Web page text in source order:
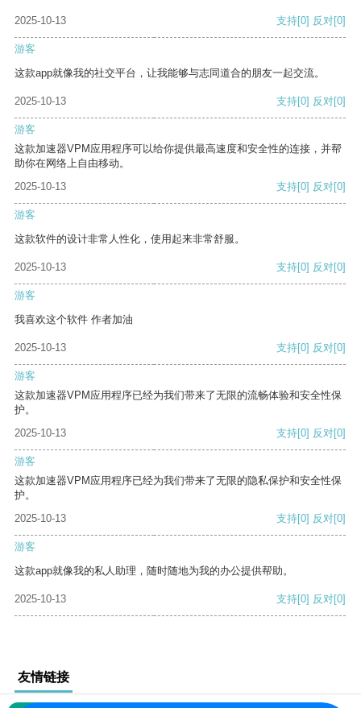
2025-10-13 支持[0] 反对[0]
游客
这款app就像我的社交平台，让我能够与志同道合的朋友一起交流。
2025-10-13 支持[0] 反对[0]
游客
这款加速器VPM应用程序可以给你提供最高速度和安全性的连接，并帮
助你在网络上自由移动。
2025-10-13
支持[0] 反对[0]
游客
这款软件的设计非常人性化，使用起来非常舒服。
2025-10-13 支持[0] 反对[0]
游客
我喜欢这个软件 作者加油
2025-10-13 支持[0] 反对[0]
游客
这款加速器VPM应用程序已经为我们带来了无限的流畅体验和安全性保
护。
2025-10-13
支持[0] 反对[0]
游客
这款加速器VPM应用程序已经为我们带来了无限的隐私保护和安全性保
护。
2025-10-13
支持[0] 反对[0]
游客
这款app就像我的私人助理，随时随地为我的办公提供帮助。
2025-10-13 支持[0] 反对[0]
友情链接